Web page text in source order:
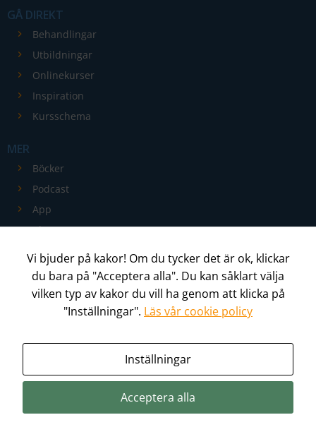
GÅ DIREKT
Behandlingar
Utbildningar
Onlinekurser
Inspiration
Kursschema
MER
Böcker
Podcast
App
Blogg
Kontakt
ADMIN (Logga in)
Helhetsterapeut Lärare
Vi bjuder på kakor! Om du tycker det är ok, klickar
du bara på "Acceptera alla". Du kan såklart välja
vilken typ av kakor du vill ha genom att klicka på
"Inställningar". Läs vår cookie policy
Inställningar
Acceptera alla
hemsida ska
prestera så
bra som
möjligt
besök. Om
du nekar de
här kakorna